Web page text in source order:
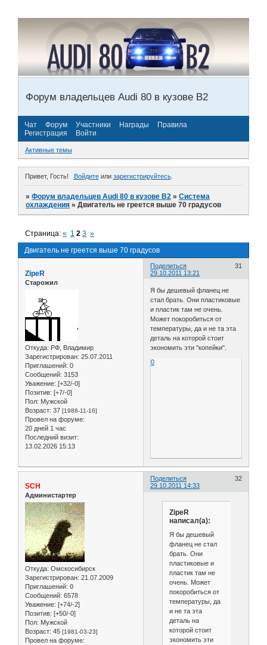
Форум владельцев Audi 80 в кузове В2
Чат Форум Участники Награды
Правила
Регистрация
Войти
Активные темы
Привет, Гость! Войдитеили зарегистрируйтесь.
»Форум владельцев Audi 80 в кузове В2 »Система
охлаждения »Двигатель не греется выше 70 градусов
Двигатель не греется выше 70 градусов
Страница:« 1 2 3 »
Поделиться
31
29.10.2011 13:21
ZipeR
Старожил
Откуда: РФ, Владимир
Зарегистрирован: 25.07.2011
Приглашений: 0
Сообщений: 3153
Уважение: [+32/-0]
Позитив: [+7/-0]
Пол: Мужской
Возраст: 37 [1988-11-16]
Провел на форуме:
20 дней 1 час
Последний визит:
13.02.2026 15:13
Я бы дешевый фланец не
стал брать. Они пластиковые
и пластик там не очень.
Может покоробиться от
температуры, да и не та эта
деталь на которой стоит
экономить эти "копейки".
0
Поделиться
32
29.10.2011 14:33
SCH
Администартер
Откуда: Омскосибирск
Зарегистрирован: 21.07.2009
Приглашений: 0
Сообщений: 6578
Уважение: [+74/-2]
Позитив: [+50/-0]
Пол: Мужской
Возраст: 45 [1981-03-23]
Провел на форуме:
ZipeR
написал(а):
Я бы дешевый
фланец не стал
брать. Они
пластиковые и
пластик там не
очень. Может
покоробиться от
температуры, да
и не та эта
деталь на
которой стоит
экономить эти